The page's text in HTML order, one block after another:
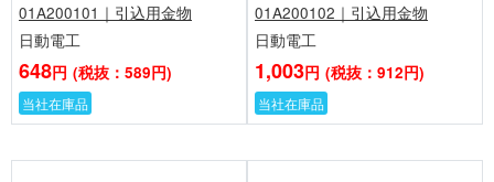
01A200101｜引込用金物
日動電工
648円 (税抜：589円)
当社在庫品
01A200102｜引込用金物
日動電工
1,003円 (税抜：912円)
当社在庫品